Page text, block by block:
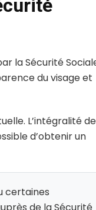
la Sécurité
du visage et
L’intégralité
d’obtenir un
certaines
de la Sécurité